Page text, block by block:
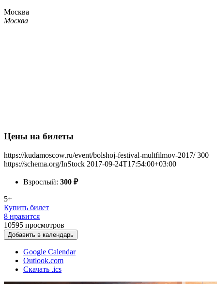
Москва
Москва
Цены на билеты
https://kudamoscow.ru/event/bolshoj-festival-multfilmov-2017/ 300
https://schema.org/InStock 2017-09-24T17:54:00+03:00
Взрослый: 300 ₽
5+
Купить билет
8 нравится
10595 просмотров
Добавить в календарь
Google Calendar
Outlook.com
Скачать .ics